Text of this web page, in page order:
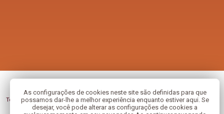
As configurações de cookies neste site são definidas para que
possamos dar-lhe a melhor experiência enquanto estiver aqui. Se
desejar, você pode alterar as configurações de cookies a
Copyright © 2026 - Congregação das Religiosas de Santo André .
Todos os direitos reservados, navegando no site você aceita a nossapolítica de
privacidade.